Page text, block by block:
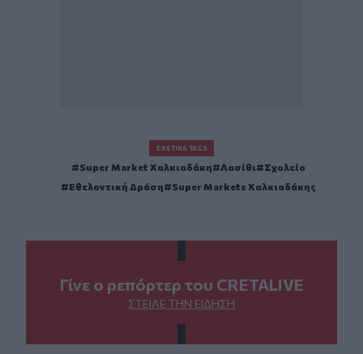
ΣΧΕΤΙΚΆ TAGS
Super Market Χαλκιαδάκη Λασίθι
Σχολείο
Εθελοντική Δράση
Super Markets Χαλκιαδάκης
Γίνε ο ρεπόρτερ του CRETALIVE
ΣΤΕΊΛΕ ΤΗΝ ΕΊΔΗΣΗ